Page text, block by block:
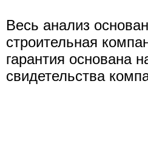
Весь анализ
строительная
гарантия основана
свидетельства